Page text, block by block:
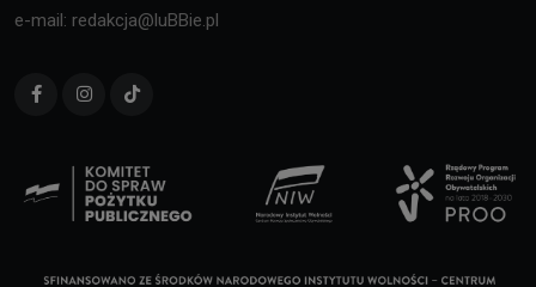
e-mail: redakcja@luBBie.pl